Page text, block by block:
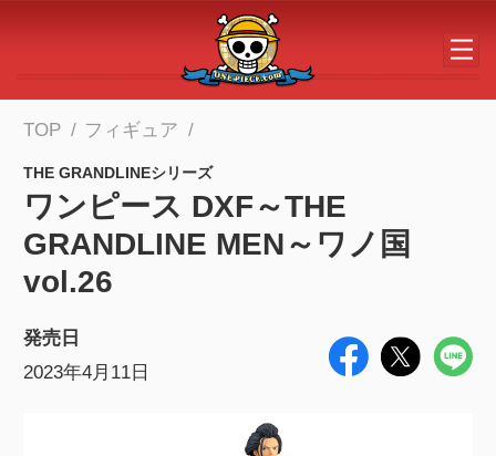
メインコンテンツへスキップする
TOP フィギュア
THE GRANDLINEシリーズ
ワンピース DXF～THE
GRANDLINE MEN～ワノ国
vol.26
発売日
2023年4月11日